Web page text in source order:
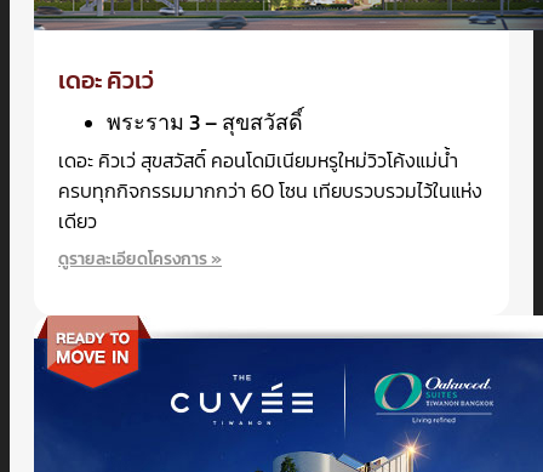
เดอะ คิวเว่
พระราม 3 – สุขสวัสดิ์
เดอะ คิวเว่ สุขสวัสดิ์ คอนโดมิเนียมหรูใหม่วิวโค้งแม่น้ำ
ครบทุกกิจกรรมมากกว่า 60 โซน เทียบรวบรวมไว้ในแห่ง
เดียว
ดูรายละเอียดโครงการ »